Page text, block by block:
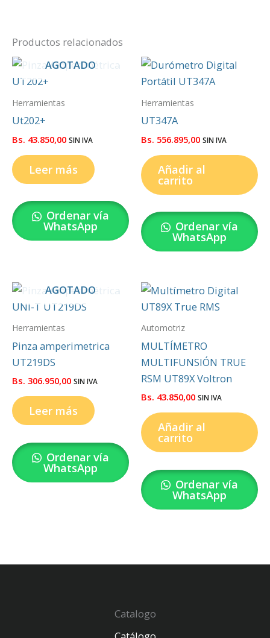
Productos relacionados
AGOTADO
Herramientas
Ut202+
Bs. 43.850,00 SIN IVA
Leer más
Ordenar vía
WhatsApp
Herramientas
UT347A
Bs. 556.895,00 SIN IVA
Añadir al
carrito
Ordenar vía
WhatsApp
AGOTADO
Herramientas
Pinza amperimetrica
UT219DS
Bs. 306.950,00 SIN IVA
Leer más
Ordenar vía
WhatsApp
Automotriz
MULTÍMETRO
MULTIFUNSIÓN TRUE
RSM UT89X Voltron
Bs. 43.850,00 SIN IVA
Añadir al
carrito
Ordenar vía
WhatsApp
Catalogo